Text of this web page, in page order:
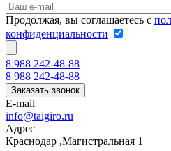
Продолжая, вы соглашаетесь с
конфиденциальности
8 988 242-48-88
8 988 242-48-88
Заказать звонок
E-mail
info@taigiro.ru
Адрес
Краснодар ,Магистральная 1